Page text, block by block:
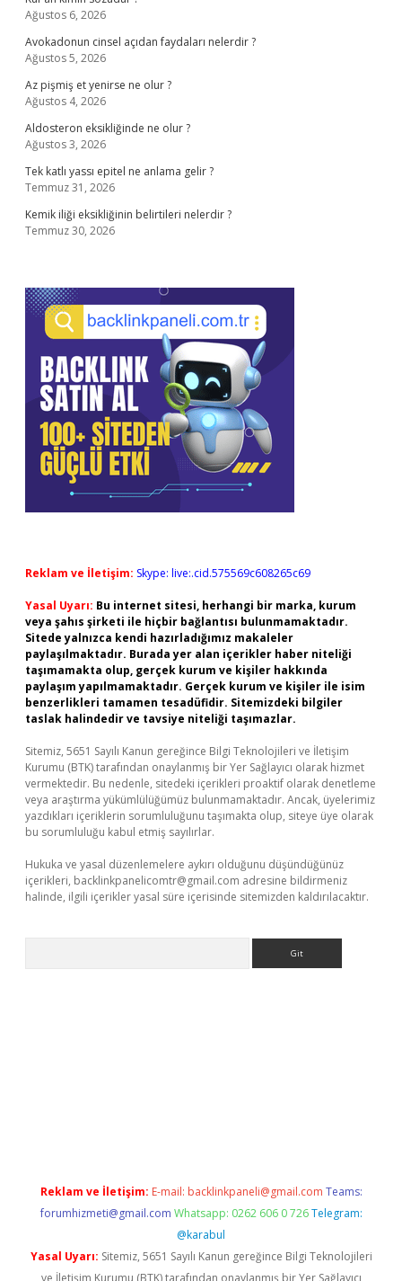
Ağustos 6, 2026
Avokadonun cinsel açıdan faydaları nelerdir ?
Ağustos 5, 2026
Az pişmiş et yenirse ne olur ?
Ağustos 4, 2026
Aldosteron eksikliğinde ne olur ?
Ağustos 3, 2026
Tek katlı yassı epitel ne anlama gelir ?
Temmuz 31, 2026
Kemik iliği eksikliğinin belirtileri nelerdir ?
Temmuz 30, 2026
Reklam ve İletişim: Skype: live:.cid.575569c608265c69
Yasal Uyarı: Bu internet sitesi, herhangi bir marka, kurum
veya şahıs şirketi ile hiçbir bağlantısı bulunmamaktadır.
Sitede yalnızca kendi hazırladığımız makaleler
paylaşılmaktadır. Burada yer alan içerikler haber niteliği
taşımamakta olup, gerçek kurum ve kişiler hakkında
paylaşım yapılmamaktadır. Gerçek kurum ve kişiler ile isim
benzerlikleri tamamen tesadüfidir. Sitemizdeki bilgiler
taslak halindedir ve tavsiye niteliği taşımazlar.
Sitemiz, 5651 Sayılı Kanun gereğince Bilgi Teknolojileri ve İletişim
Kurumu (BTK) tarafından onaylanmış bir Yer Sağlayıcı olarak hizmet
vermektedir. Bu nedenle, sitedeki içerikleri proaktif olarak denetleme
veya araştırma yükümlülüğümüz bulunmamaktadır. Ancak, üyelerimiz
yazdıkları içeriklerin sorumluluğunu taşımakta olup, siteye üye olarak
bu sorumluluğu kabul etmiş sayılırlar.
Hukuka ve yasal düzenlemelere aykırı olduğunu düşündüğünüz
içerikleri, backlinkpanelicomtr@gmail.com adresine bildirmeniz
halinde, ilgili içerikler yasal süre içerisinde sitemizden kaldırılacaktır.
Reklam ve İletişim: E-mail: backlinkpaneli@gmail.com Teams:
forumhizmeti@gmail.com Whatsapp: 0262 606 0 726 Telegram:
@karabul
Yasal Uyarı: Sitemiz, 5651 Sayılı Kanun gereğince Bilgi Teknolojileri
ve İletişim Kurumu (BTK) tarafından onaylanmış bir Yer Sağlayıcı